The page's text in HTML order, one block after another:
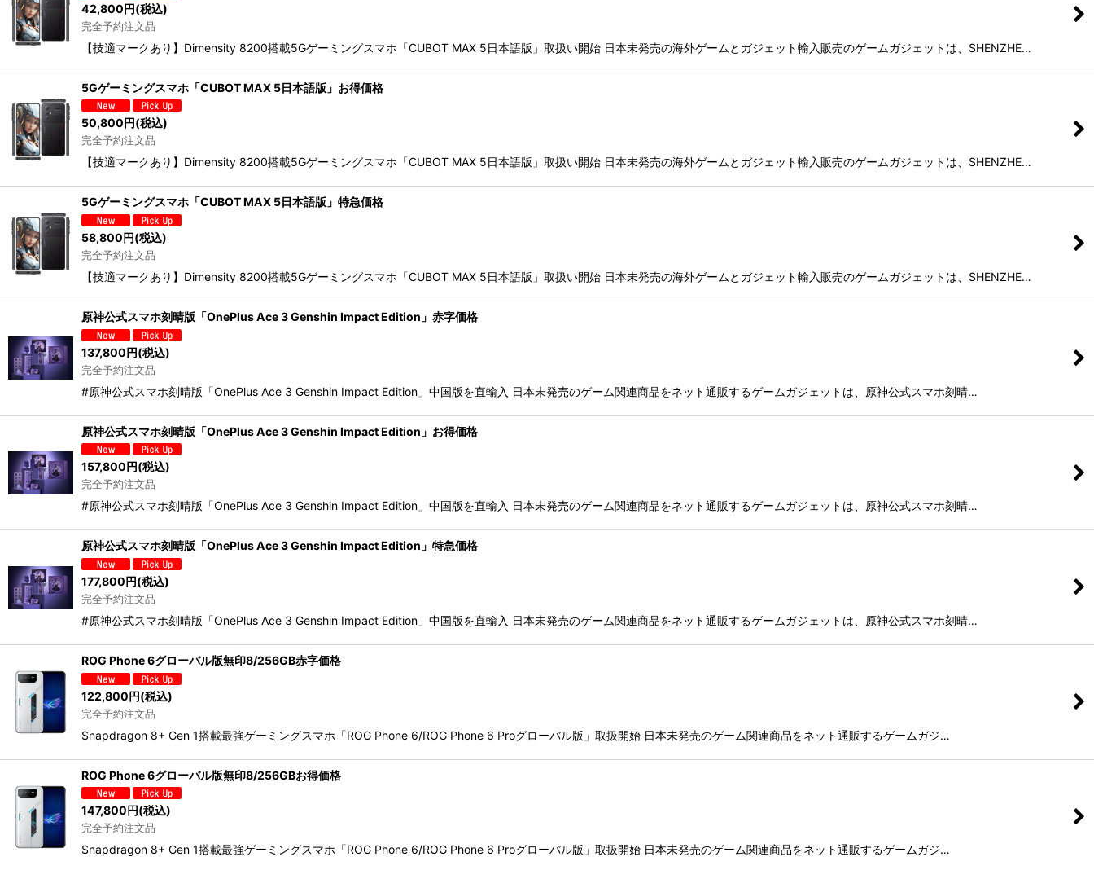
42,800円(税込)
完全予約注文品
【技適マークあり】Dimensity 8200搭載5Gゲーミングスマホ「CUBOT MAX 5日本語版」取扱い開始 日本未発売の海外ゲームとガジェット輸入販売のゲームガジェットは、SHENZHE…
5Gゲーミングスマホ「CUBOT MAX 5日本語版」お得価格
50,800円(税込)
完全予約注文品
【技適マークあり】Dimensity 8200搭載5Gゲーミングスマホ「CUBOT MAX 5日本語版」取扱い開始 日本未発売の海外ゲームとガジェット輸入販売のゲームガジェットは、SHENZHE…
5Gゲーミングスマホ「CUBOT MAX 5日本語版」特急価格
58,800円(税込)
完全予約注文品
【技適マークあり】Dimensity 8200搭載5Gゲーミングスマホ「CUBOT MAX 5日本語版」取扱い開始 日本未発売の海外ゲームとガジェット輸入販売のゲームガジェットは、SHENZHE…
原神公式スマホ刻晴版「OnePlus Ace 3 Genshin Impact Edition」赤字価格
137,800円(税込)
完全予約注文品
#原神公式スマホ刻晴版「OnePlus Ace 3 Genshin Impact Edition」中国版を直輸入 日本未発売のゲーム関連商品をネット通販するゲームガジェットは、原神公式スマホ刻晴…
原神公式スマホ刻晴版「OnePlus Ace 3 Genshin Impact Edition」お得価格
157,800円(税込)
完全予約注文品
#原神公式スマホ刻晴版「OnePlus Ace 3 Genshin Impact Edition」中国版を直輸入 日本未発売のゲーム関連商品をネット通販するゲームガジェットは、原神公式スマホ刻晴…
原神公式スマホ刻晴版「OnePlus Ace 3 Genshin Impact Edition」特急価格
177,800円(税込)
完全予約注文品
#原神公式スマホ刻晴版「OnePlus Ace 3 Genshin Impact Edition」中国版を直輸入 日本未発売のゲーム関連商品をネット通販するゲームガジェットは、原神公式スマホ刻晴…
ROG Phone 6グローバル版無印8/256GB赤字価格
122,800円(税込)
完全予約注文品
Snapdragon 8+ Gen 1搭載最強ゲーミングスマホ「ROG Phone 6/ROG Phone 6 Proグローバル版」取扱開始 日本未発売のゲーム関連商品をネット通販するゲームガジ…
ROG Phone 6グローバル版無印8/256GBお得価格
147,800円(税込)
完全予約注文品
Snapdragon 8+ Gen 1搭載最強ゲーミングスマホ「ROG Phone 6/ROG Phone 6 Proグローバル版」取扱開始 日本未発売のゲーム関連商品をネット通販するゲームガジ…